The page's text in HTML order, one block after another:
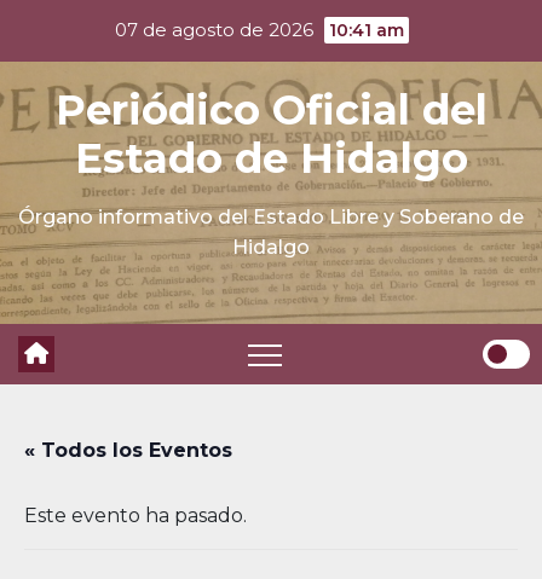
content
07 de agosto de 2026 10:41 am
Periódico Oficial del
Estado de Hidalgo
Órgano informativo del Estado Libre y Soberano de
Hidalgo
« Todos los Eventos
Este evento ha pasado.